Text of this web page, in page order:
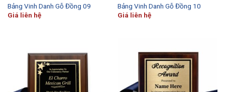
Bảng Vinh Danh Gỗ Đồng 09
Giá liên hệ
Bảng Vinh Danh Gỗ Đồng 10
Giá liên hệ